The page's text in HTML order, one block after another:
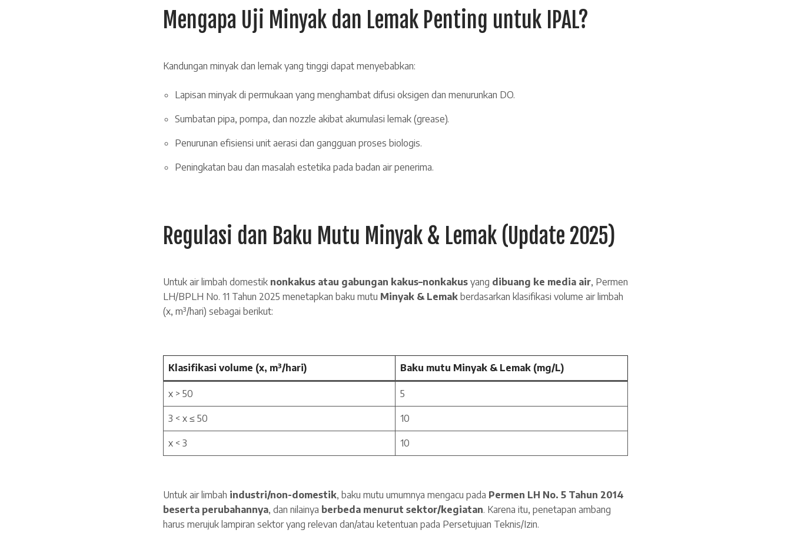
Mengapa Uji Minyak dan Lemak Penting untuk IPAL?
Kandungan minyak dan lemak yang tinggi dapat menyebabkan:
Lapisan minyak di permukaan yang menghambat difusi oksigen dan menurunkan DO.
Sumbatan pipa, pompa, dan nozzle akibat akumulasi lemak (grease).
Penurunan efisiensi unit aerasi dan gangguan proses biologis.
Peningkatan bau dan masalah estetika pada badan air penerima.
Regulasi dan Baku Mutu Minyak & Lemak (Update 2025)
Untuk air limbah domestik nonkakus atau gabungan kakus–nonkakus yang dibuang ke media air, Permen
LH/BPLH No. 11 Tahun 2025 menetapkan baku mutu Minyak & Lemak berdasarkan klasifikasi volume air limbah
(x, m³/hari) sebagai berikut:
Klasifikasi volume (x, m³/hari) Baku mutu Minyak & Lemak (mg/L)
x > 50 5
3 < x ≤ 50 10
x < 3 10
Untuk air limbah industri/non-domestik, baku mutu umumnya mengacu pada Permen LH No. 5 Tahun 2014
beserta perubahannya, dan nilainya berbeda menurut sektor/kegiatan. Karena itu, penetapan ambang
harus merujuk lampiran sektor yang relevan dan/atau ketentuan pada Persetujuan Teknis/Izin.